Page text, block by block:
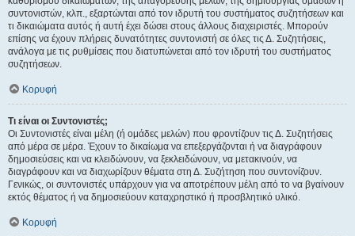
συντονιστών, κλπ., εξαρτώνται από τον ιδρυτή του συστήματος συζητήσεων και
τι δικαιώματα αυτός ή αυτή έχει δώσει στους άλλους διαχειριστές. Μπορούν
επίσης να έχουν πλήρεις δυνατότητες συντονιστή σε όλες τις Δ. Συζητήσεις,
ανάλογα με τις ρυθμίσεις που διατυπώνεται από τον ιδρυτή του συστήματος
συζητήσεων.
Κορυφή
Τι είναι οι Συντονιστές;
Οι Συντονιστές είναι μέλη (ή ομάδες μελών) που φροντίζουν τις Δ. Συζητήσεις
από μέρα σε μέρα. Έχουν το δικαίωμα να επεξεργάζονται ή να διαγράφουν
δημοσιεύσεις και να κλειδώνουν, να ξεκλειδώνουν, να μετακινούν, να
διαγράφουν και να διαχωρίζουν θέματα στη Δ. Συζήτηση που συντονίζουν.
Γενικώς, οι συντονιστές υπάρχουν για να αποτρέπουν μέλη από το να βγαίνουν
εκτός θέματος ή να δημοσιεύουν καταχρηστικό ή προσβλητικό υλικό.
Κορυφή